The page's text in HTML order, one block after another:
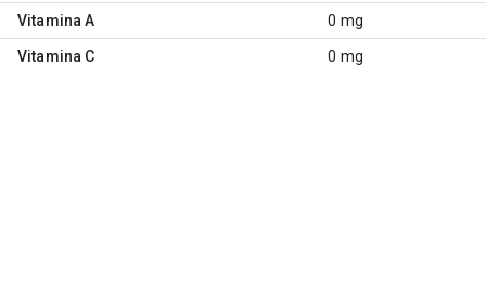
Vitamina A 0 mg
Vitamina C 0 mg